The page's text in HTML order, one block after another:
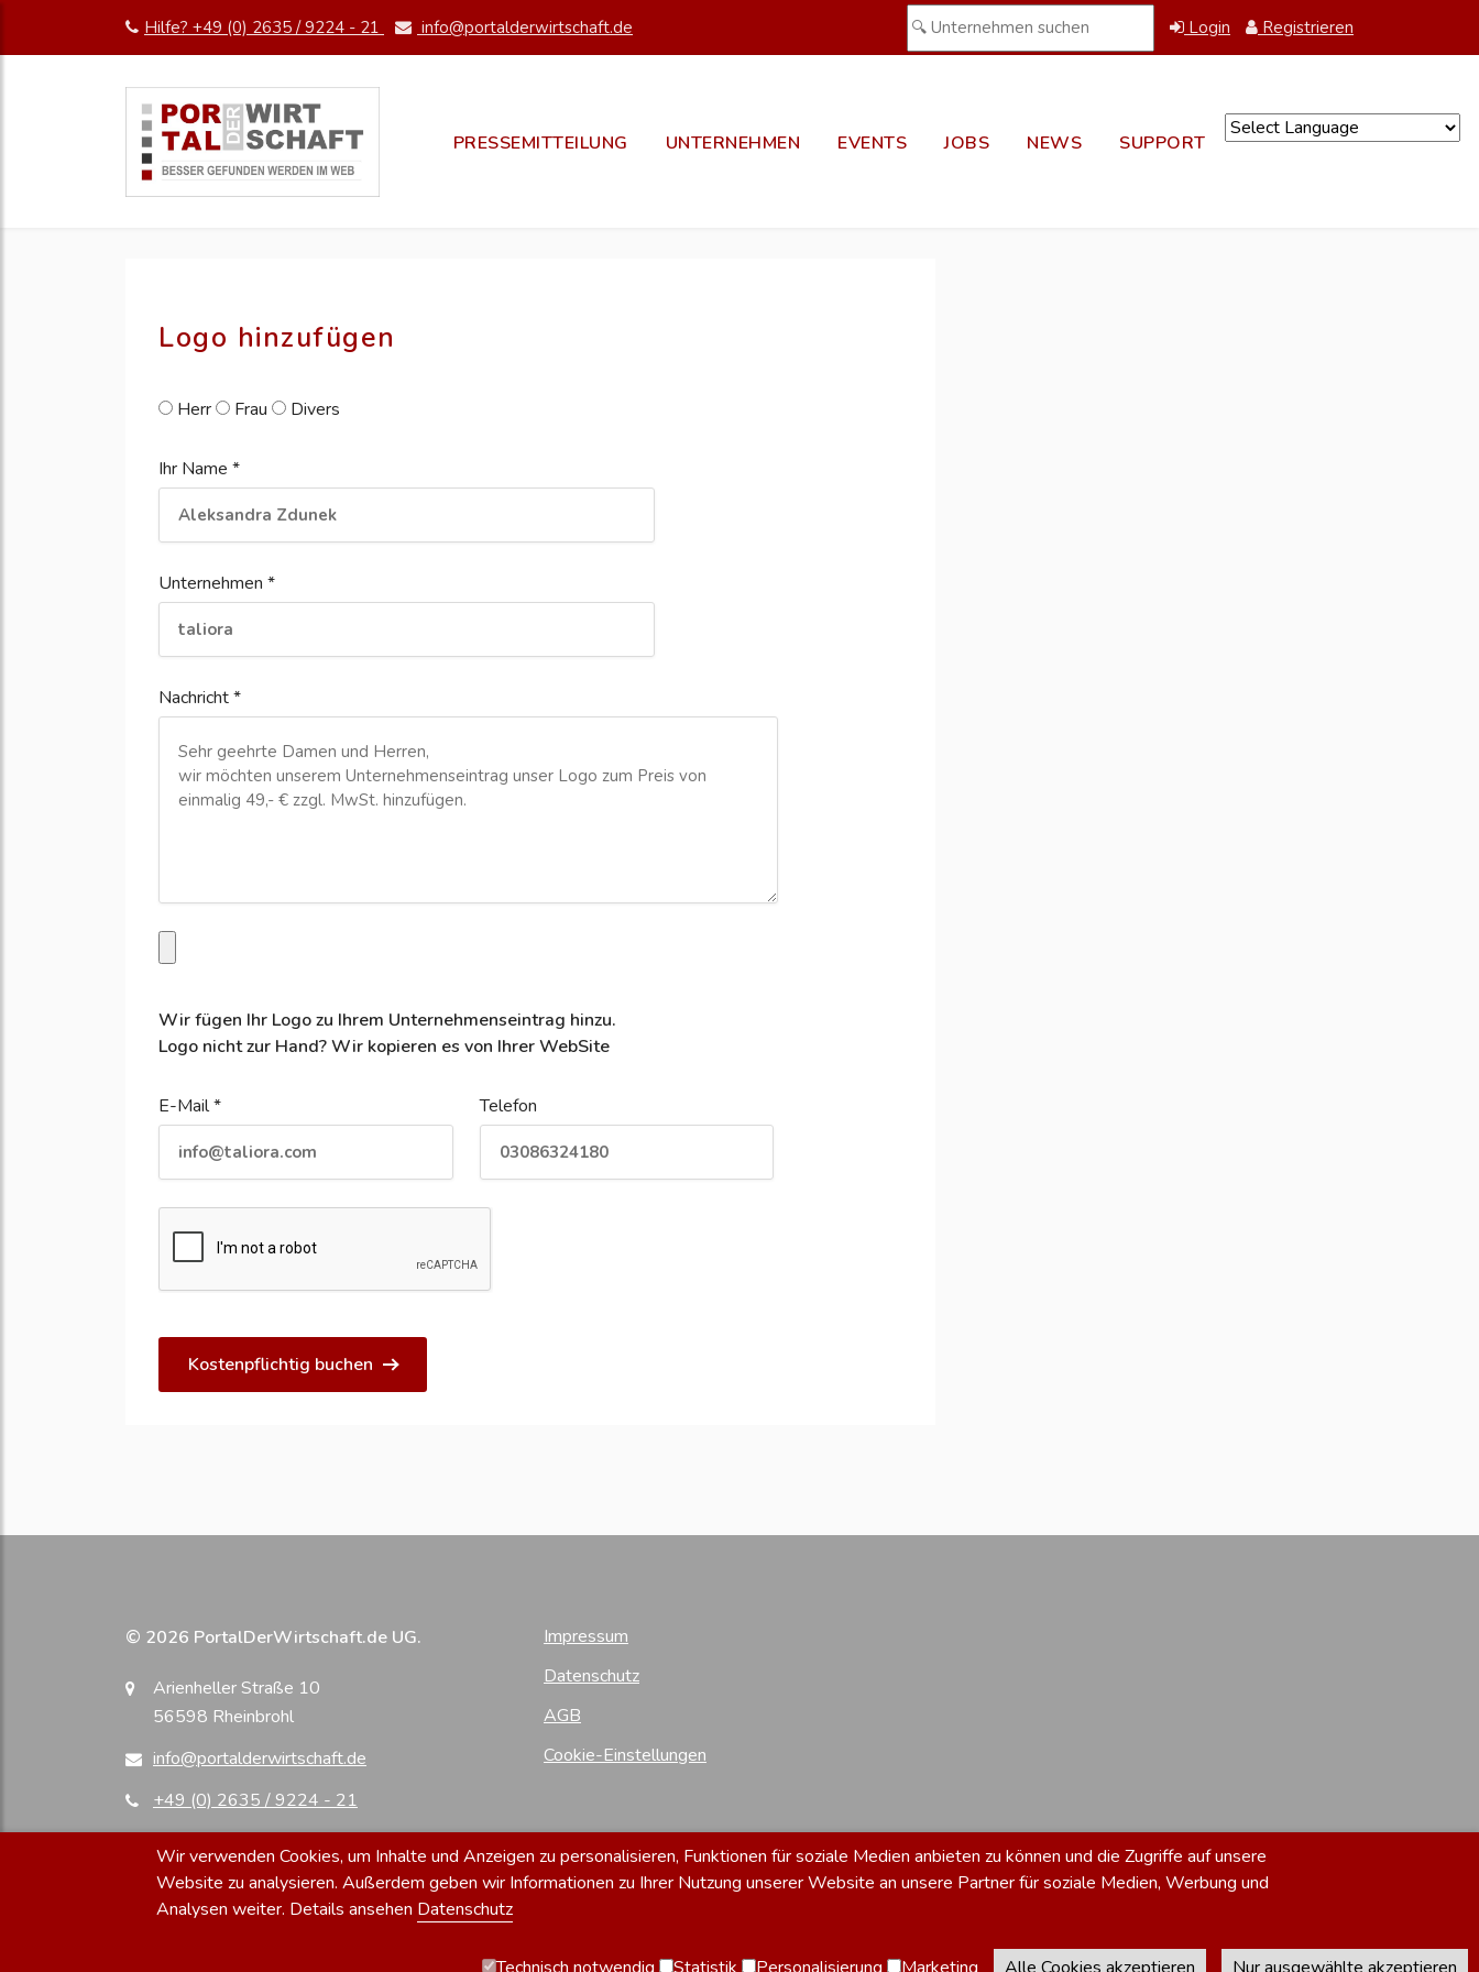
Hilfe? +49 (0) 2635 / 9224 - 21 info@portalderwirtschaft.de Login Registrieren
PRESSEMITTEILUNG UNTERNEHMEN EVENTS JOBS NEWS SUPPORT
erstellen
Logo hinzufügen
Herr Frau Divers
Ihr Name *
Unternehmen *
Nachricht *
Wir fügen Ihr Logo zu Ihrem Unternehmenseintrag hinzu.
Logo nicht zur Hand? Wir kopieren es von Ihrer WebSite
E-Mail * Telefon
Kostenpflichtig buchen
© 2026 PortalDerWirtschaft.de UG.
Arienheller Straße 10
56598 Rheinbrohl
info@portalderwirtschaft.de
+49 (0) 2635 / 9224 - 21
Impressum
Datenschutz
AGB
Cookie-Einstellungen
Wir verwenden Cookies, um Inhalte und Anzeigen zu personalisieren, Funktionen für soziale Medien anbieten zu können und die Zugriffe auf unsere
Website zu analysieren. Außerdem geben wir Informationen zu Ihrer Nutzung unserer Website an unsere Partner für soziale Medien, Werbung und
Analysen weiter. Details ansehen Datenschutz